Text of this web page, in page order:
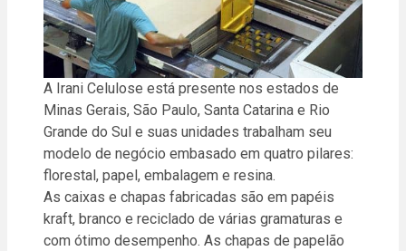
A Irani Celulose está presente nos estados de
Minas Gerais, São Paulo, Santa Catarina e Rio
Grande do Sul e suas unidades trabalham seu
modelo de negócio embasado em quatro pilares:
florestal, papel, embalagem e resina.
As caixas e chapas fabricadas são em papéis
kraft, branco e reciclado de várias gramaturas e
com ótimo desempenho. As chapas de papelão